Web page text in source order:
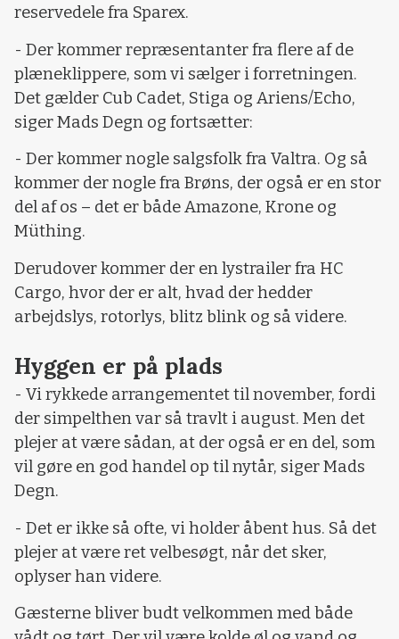
reservedele fra Sparex.
- Der kommer repræsentanter fra flere af de
plæneklippere, som vi sælger i forretningen.
Det gælder Cub Cadet, Stiga og Ariens/Echo,
siger Mads Degn og fortsætter:
- Der kommer nogle salgsfolk fra Valtra. Og så
kommer der nogle fra Brøns, der også er en stor
del af os – det er både Amazone, Krone og
Müthing.
Derudover kommer der en lystrailer fra HC
Cargo, hvor der er alt, hvad der hedder
arbejdslys, rotorlys, blitz blink og så videre.
Hyggen er på plads
- Vi rykkede arrangementet til november, fordi
der simpelthen var så travlt i august. Men det
plejer at være sådan, at der også er en del, som
vil gøre en god handel op til nytår, siger Mads
Degn.
- Det er ikke så ofte, vi holder åbent hus. Så det
plejer at være ret velbesøgt, når det sker,
oplyser han videre.
Gæsterne bliver budt velkommen med både